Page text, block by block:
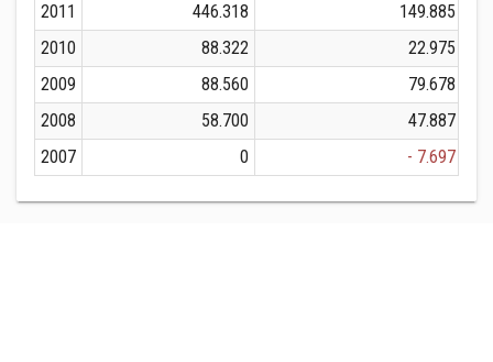
2011
446.318
149.885
2010
88.322
22.975
2009
88.560
79.678
2008
58.700
47.887
2007
0 - 7.697